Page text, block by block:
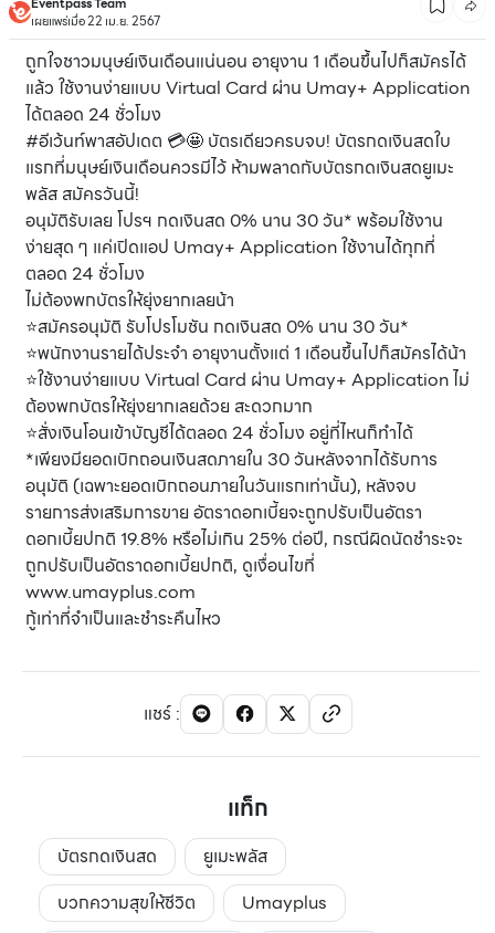
เผยแพร่เมื่อ 22 เม.ย. 2567
ถูกใจชาวมนุษย์เงินเดือนแน่นอน อายุงาน 1 เดือนขึ้นไปก็สมัครได้
แล้ว ใช้งานง่ายแบบ Virtual Card ผ่าน Umay+ Application
ได้ตลอด 24 ชั่วโมง
#อีเว้นท์พาสอัปเดต 💳🤩 บัตรเดียวครบจบ! บัตรกดเงินสดใบ
แรกที่มนุษย์เงินเดือนควรมีไว้ ห้ามพลาดกับบัตรกดเงินสดยูเมะ
พลัส สมัครวันนี้!
อนุมัติรับเลย โปรฯ กดเงินสด 0% นาน 30 วัน* พร้อมใช้งาน
ง่ายสุด ๆ แค่เปิดแอป Umay+ Application ใช้งานได้ทุกที่
ตลอด 24 ชั่วโมง
ไม่ต้องพกบัตรให้ยุ่งยากเลยน้า
⭐สมัครอนุมัติ รับโปรโมชัน กดเงินสด 0% นาน 30 วัน*
⭐พนักงานรายได้ประจำ อายุงานตั้งแต่ 1 เดือนขึ้นไปก็สมัครได้น้า
⭐ใช้งานง่ายแบบ Virtual Card ผ่าน Umay+ Application ไม่
ต้องพกบัตรให้ยุ่งยากเลยด้วย สะดวกมาก
⭐สั่งเงินโอนเข้าบัญชีได้ตลอด 24 ชั่วโมง อยู่ที่ไหนก็ทำได้
*เพียงมียอดเบิกถอนเงินสดภายใน 30 วันหลังจากได้รับการ
อนุมัติ (เฉพาะยอดเบิกถอนภายในวันแรกเท่านั้น), หลังจบ
รายการส่งเสริมการขาย อัตราดอกเบี้ยจะถูกปรับเป็นอัตรา
ดอกเบี้ยปกติ 19.8% หรือไม่เกิน 25% ต่อปี, กรณีผิดนัดชําระจะ
ถูกปรับเป็นอัตราดอกเบี้ยปกติ, ดูเงื่อนไขที่
www.umayplus.com
กู้เท่าที่จําเป็นและชําระคืนไหว
แชร์:
แท็ก
บัตรกดเงินสด
ยูเมะพลัส
บวกความสุขให้ชีวิต
Umayplus